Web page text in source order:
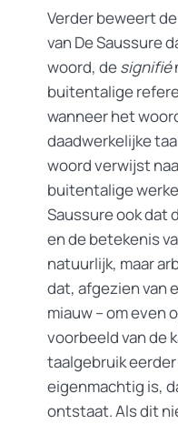
Verder beweert
van De Saussure
woord, designifié
buitentalige
wanneer het
daadwerkelijke
woord verwijst
buitentalige
Saussure ook dat
en de betekenis
natuurlijk, maar
dat, afgezien van
miauw – om even
voorbeeld van de
taalgebruik
eigenmachtig is,
ontstaat. Als dit